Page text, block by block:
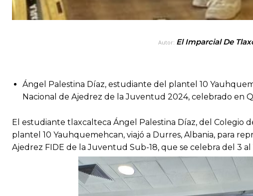
Autor: El Imparcial De
Ángel Palestina Díaz, estudiante del plantel 10
Nacional de Ajedrez de la Juventud 2024, celebrado en
El estudiante tlaxcalteca Ángel Palestina Díaz, del Colegio
plantel 10 Yauhquemehcan, viajó a Durres, Albania, para
Ajedrez FIDE de la Juventud Sub-18, que se celebra del 3